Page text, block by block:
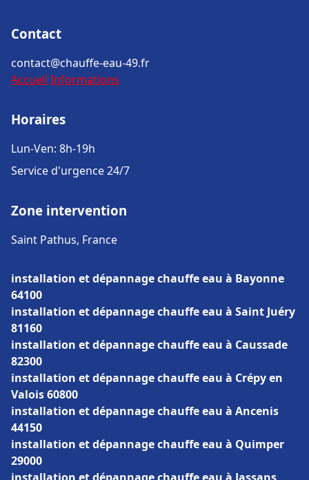
Contact
contact@chauffe-eau-49.fr
Accueil Informations
Horaires
Lun-Ven: 8h-19h
Service d'urgence 24/7
Zone intervention
Saint Pathus, France
installation et dépannage chauffe eau à Bayonne
64100
installation et dépannage chauffe eau à Saint Juéry
81160
installation et dépannage chauffe eau à Caussade
82300
installation et dépannage chauffe eau à Crépy en
Valois 60800
installation et dépannage chauffe eau à Ancenis
44150
installation et dépannage chauffe eau à Quimper
29000